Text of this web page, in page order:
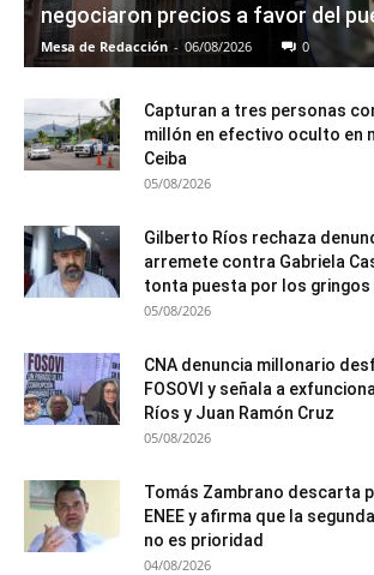
negociaron precios a favor del
Mesa de Redacción - 06/08/2026 0
Capturan a tres personas
millón en efectivo oculto en
Ceiba
05/08/2026
Gilberto Ríos rechaza
arremete contra Gabriela
tonta puesta por los gringos
05/08/2026
CNA denuncia millonario
FOSOVI y señala a
Ríos y Juan Ramón Cruz
05/08/2026
Tomás Zambrano descarta
ENEE y afirma que la
no es prioridad
04/08/2026